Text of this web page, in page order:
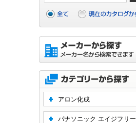
アロン化成
パナソニック エイジフリー